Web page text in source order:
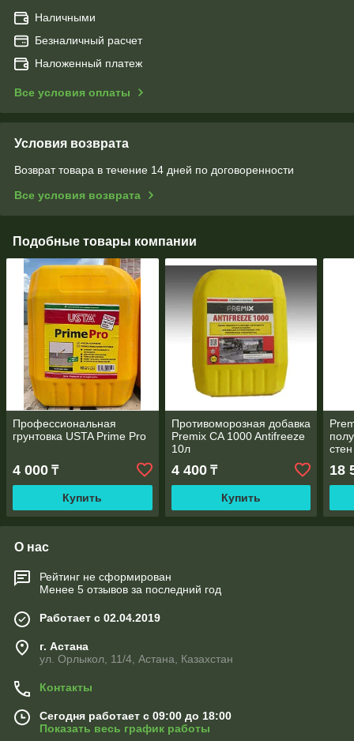
Наличными
Безналичный расчет
Наложенный платеж
Все условия оплаты
Условия возврата
Возврат товара в течение 14 дней по договоренности
Все условия возврата
Подобные товары компании
Профессиональная
грунтовка USTA Prime Pro
4 000 ₸
Купить
Противоморозная добавка
Premix CA 1000 Antifreeze
10л
4 400₸
Купить
18
О нас
Рейтинг не сформирован
Менее 5 отзывов за последний год
Работает с 02.04.2019
г. Астана
ул. Орлыкол, 11/4, Астана, Казахстан
Контакты
Сегодня работает с 09:00 до 18:00
Показать весь график работы